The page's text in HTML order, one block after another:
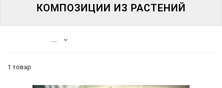
ОТЗЫВЫКОМПОЗИЦИИ ИЗ РАСТЕНИЙ
...
1 товар